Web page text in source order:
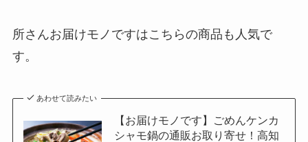
所さんお届けモノですはこちらの商品も人気で
す。
あわせて読みたい
【お届けモノです】ごめんケンカ
シャモ鍋の通販お取り寄せ！高知